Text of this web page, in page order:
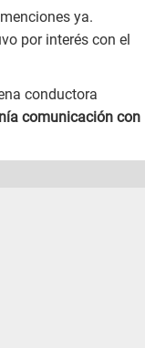
ya.
por interés con el
conductora
comunicación con